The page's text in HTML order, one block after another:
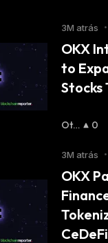
3M atrás •
OKX
to
Stocks
Oti
A:
0
3M atrás •
OKX
CeDeFi